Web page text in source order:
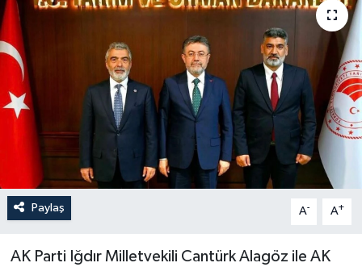
Paylaş A- A+
AK Parti Iğdır Milletvekili Cantürk Alagöz ile AK